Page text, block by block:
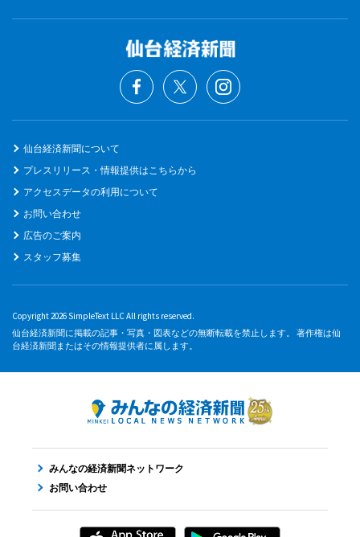
仙台経済新聞について
プレスリリース・情報提供はこちらから
アクセスデータの利用について
お問い合わせ
広告のご案内
スタッフ募集
Copyright 2026 SimpleText LLC All rights reserved.
仙台経済新聞に掲載の記事・写真・図表などの無断転載を禁止します。 著作権は仙
台経済新聞またはその情報提供者に属します。
みんなの経済新聞ネットワーク
お問い合わせ